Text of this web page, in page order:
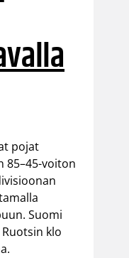
pojat
85–45-voiton
Suomi
klo